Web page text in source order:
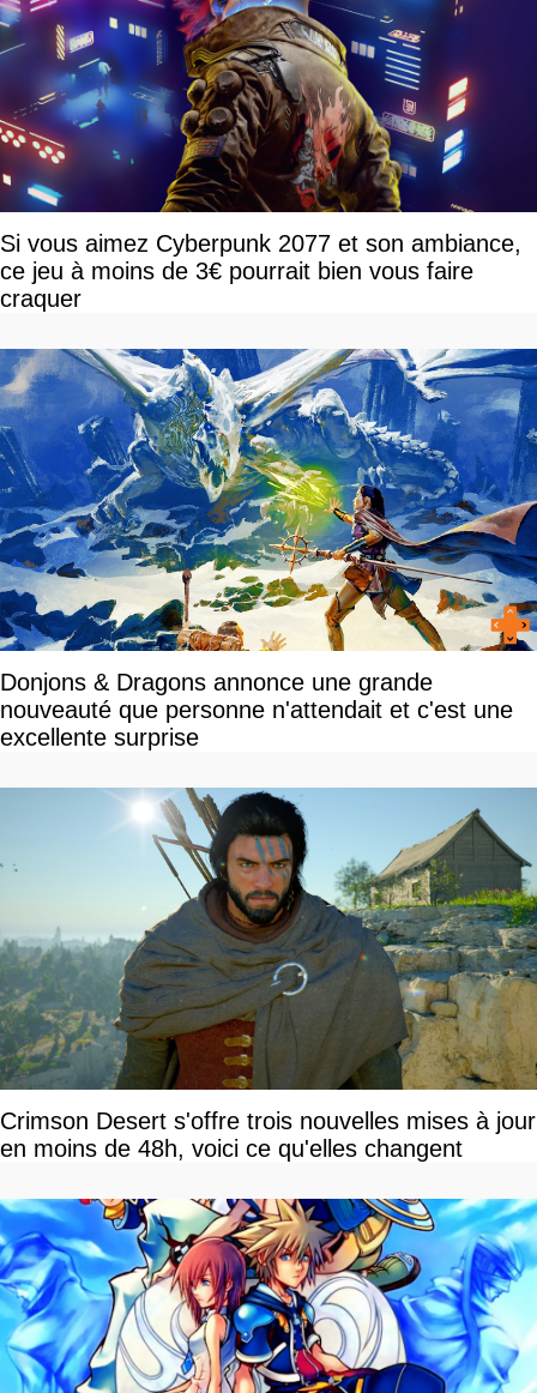
Si vous aimez Cyberpunk 2077 et son ambiance,
ce jeu à moins de 3€ pourrait bien vous faire
craquer
Donjons & Dragons annonce une grande
nouveauté que personne n'attendait et c'est une
excellente surprise
Crimson Desert s'offre trois nouvelles mises à jour
en moins de 48h, voici ce qu'elles changent